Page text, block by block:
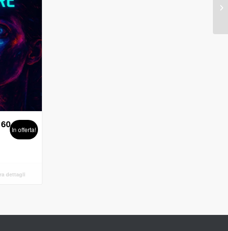
In offerta!
dettagli